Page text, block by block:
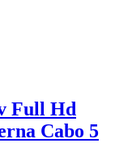
Full Hd
Cabo 5